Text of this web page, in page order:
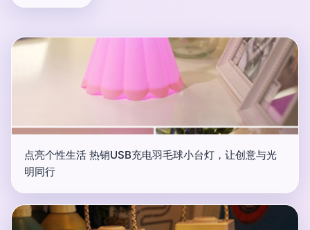
点亮个性生活 热销USB充电羽毛球小台灯，让创意与光
明同行